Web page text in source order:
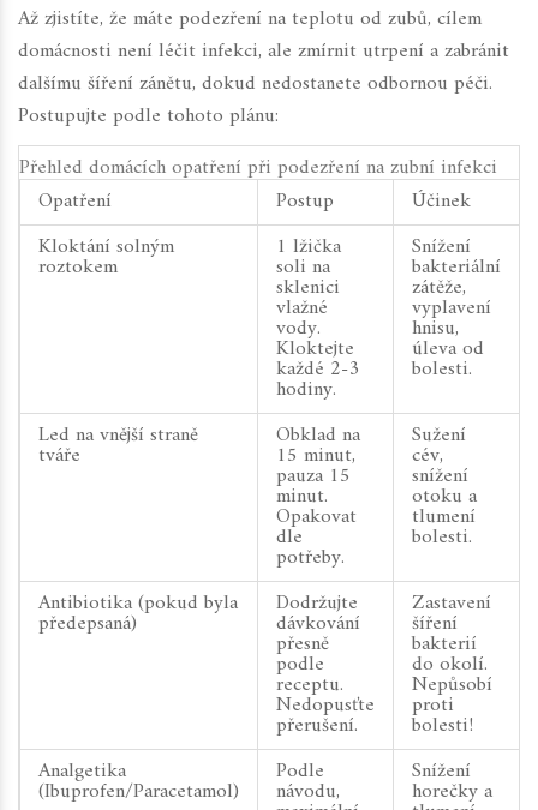
Až zjistíte, že máte podezření na teplotu od zubů, cílem
domácnosti není léčit infekci, ale zmírnit utrpení a zabránit
dalšímu šíření zánětu, dokud nedostanete odbornou péči.
Postupujte podle tohoto plánu:
Přehled domácích opatření při podezření na zubní infekci
Opatření
Postup
Účinek
Kloktání solným
roztokem
1 lžička
soli na
sklenici
vlažné
vody.
Kloktejte
každé 2-3
hodiny.
Snížení
bakteriální
zátěže,
vyplavení
hnisu,
úleva od
bolesti.
Led na vnější straně
tváře
Obklad na
15 minut,
pauza 15
minut.
Opakovat
dle
potřeby.
Sužení
cév,
snížení
otoku a
tlumení
bolesti.
Antibiotika (pokud byla
předepsaná)
Dodržujte
dávkování
přesně
podle
receptu.
Nedopusťte
přerušení.
Zastavení
šíření
bakterií
do okolí.
Nepůsobí
proti
bolesti!
Analgetika
(Ibuprofen/Paracetamol)
Podle
návodu,
Snížení
horečky a